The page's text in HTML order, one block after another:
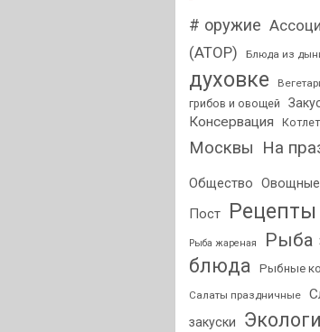
# оружие
(АТОР)
Блюда из
духовке
грибов и овощей
Консервация
Москвы На
Общество Овощные
Пост
Рыба жареная Рыба
блюда
Рыбные
Салаты праздничные
закуски